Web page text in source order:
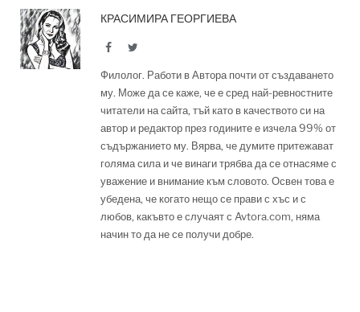
КРАСИМИРА ГЕОРГИЕВА
FacebookTwitter
Филолог. Работи в Автора почти от създаването
му. Може да се каже, че е сред най-ревностните
читатели на сайта, тъй като в качеството си на
автор и редактор през годините е изчела 99% от
съдържанието му. Вярва, че думите притежават
голяма сила и че винаги трябва да се отнасяме с
уважение и внимание към словото. Освен това е
убедена, че когато нещо се прави с хъс и с
любов, какъвто е случаят с Avtora.com, няма
начин то да не се получи добре.